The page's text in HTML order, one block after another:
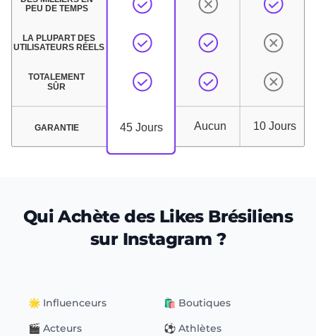
Qui Achète des Likes Brésiliens
sur Instagram ?
🌟 Influenceurs
🛍 Boutiques
🎬 Acteurs
⚽️ Athlètes